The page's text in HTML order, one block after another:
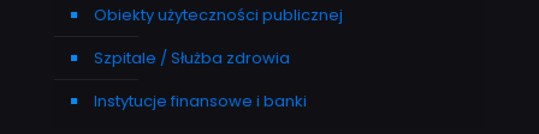
Obiekty użyteczności publicznej
Szpitale / Służba zdrowia
Instytucje finansowe i banki